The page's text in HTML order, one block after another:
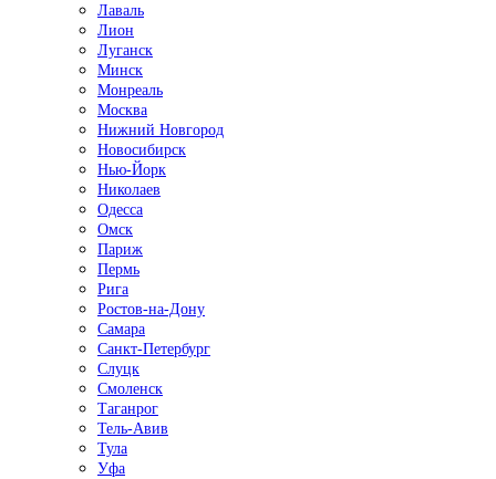
Лаваль
Лион
Луганск
Минск
Монреаль
Москва
Нижний Новгород
Новосибирск
Нью-Йорк
Николаев
Одесса
Омск
Париж
Пермь
Рига
Ростов-на-Дону
Самара
Санкт-Петербург
Слуцк
Смоленск
Таганрог
Тель-Авив
Тула
Уфа